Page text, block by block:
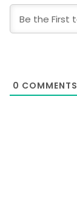
0 COMMENTS